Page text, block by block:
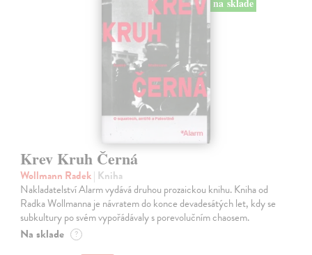
Krev Kruh Černá
Wollmann Radek| Kniha
Nakladatelství Alarm vydává druhou prozaickou knihu. Kniha od
Radka Wollmanna je návratem do konce devadesátých let, kdy se
subkultury po svém vypořádávaly s porevolučním chaosem.
Na sklade ?